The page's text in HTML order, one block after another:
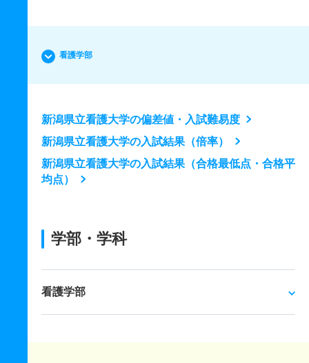
看護学部
新潟県立看護大学の偏差値・入試難易度
新潟県立看護大学の入試結果（倍率）
新潟県立看護大学の入試結果（合格最低点・合格平
均点）
学部・学科
看護学部